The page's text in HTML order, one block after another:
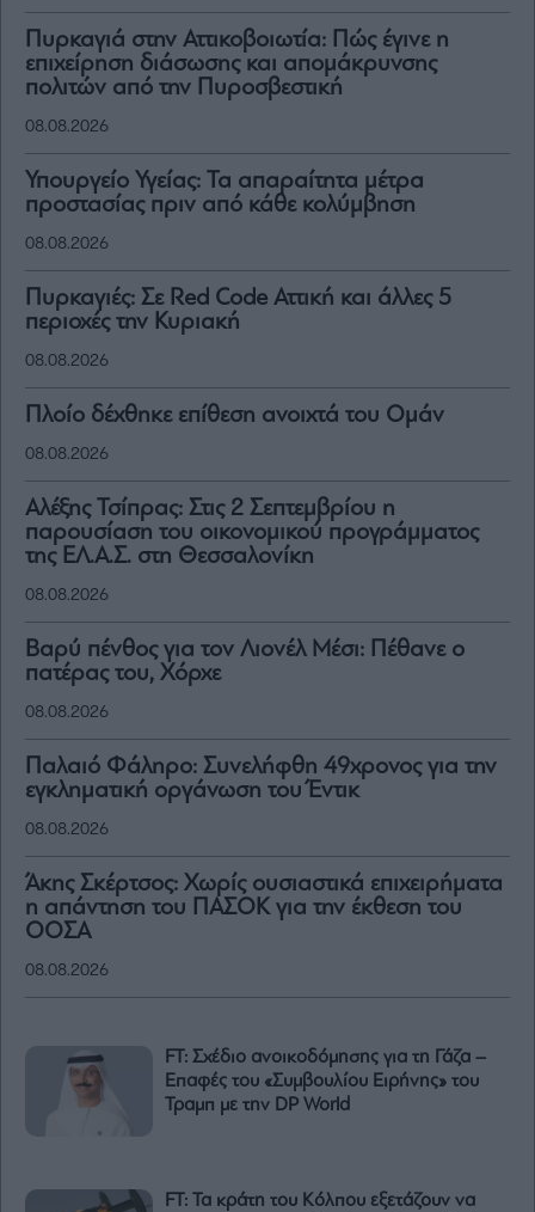
Πυρκαγιά στην Αττικοβοιωτία: Πώς έγινε η
επιχείρηση διάσωσης και απομάκρυνσης
πολιτών από την Πυροσβεστική
08.08.2026
Υπουργείο Υγείας: Τα απαραίτητα μέτρα
προστασίας πριν από κάθε κολύμβηση
08.08.2026
Πυρκαγιές: Σε Red Code Αττική και άλλες 5
περιοχές την Κυριακή
08.08.2026
Πλοίο δέχθηκε επίθεση ανοιχτά του Ομάν
08.08.2026
Αλέξης Τσίπρας: Στις 2 Σεπτεμβρίου η
παρουσίαση του οικονομικού προγράμματος
της ΕΛ.Α.Σ. στη Θεσσαλονίκη
08.08.2026
Βαρύ πένθος για τον Λιονέλ Μέσι: Πέθανε ο
πατέρας του, Χόρχε
08.08.2026
Παλαιό Φάληρο: Συνελήφθη 49χρονος για την
εγκληματική οργάνωση του Έντικ
08.08.2026
Άκης Σκέρτσος: Χωρίς ουσιαστικά επιχειρήματα
η απάντηση του ΠΑΣΟΚ για την έκθεση του
ΟΟΣΑ
08.08.2026
FT: Σχέδιο ανοικοδόμησης για τη Γάζα –
Επαφές του «Συμβουλίου Ειρήνης» του
Τραμπ με την DP World
FT: Τα κράτη του Κόλπου εξετάζουν να